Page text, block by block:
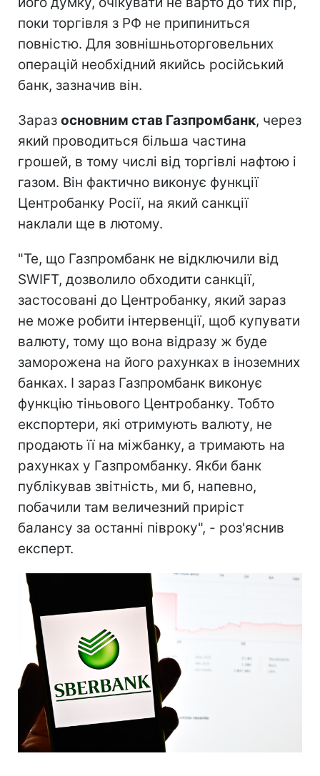
поки торгівля з РФ не припиниться
повністю. Для зовнішньоторговельних
операцій необхідний якийсь російський
банк, зазначив він.
Зараз основним став Газпромбанк, через
який проводиться більша частина
грошей, в тому числі від торгівлі нафтою і
газом. Він фактично виконує функції
Центробанку Росії, на який санкції
наклали ще в лютому.
"Те, що Газпромбанк не відключили від
SWIFT, дозволило обходити санкції,
застосовані до Центробанку, який зараз
не може робити інтервенції, щоб купувати
валюту, тому що вона відразу ж буде
заморожена на його рахунках в іноземних
банках. І зараз Газпромбанк виконує
функцію тіньового Центробанку. Тобто
експортери, які отримують валюту, не
продають її на міжбанку, а тримають на
рахунках у Газпромбанку. Якби банк
публікував звітність, ми б, напевно,
побачили там величезний приріст
балансу за останні півроку", - роз'яснив
експерт.